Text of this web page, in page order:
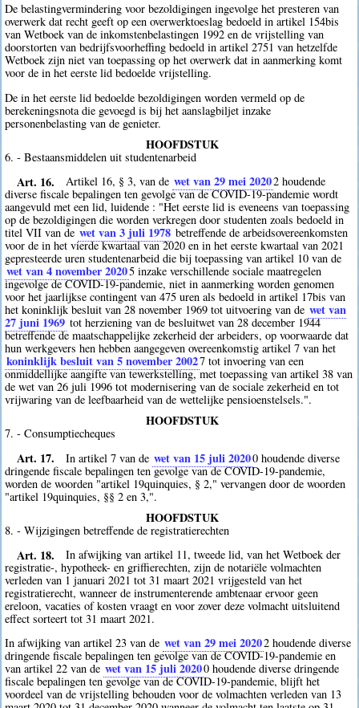
De belastingvermindering voor bezoldigingen ingevolge het presteren van
overwerk dat recht geeft op een overwerktoeslag bedoeld in artikel 154bis
van Wetboek van de inkomstenbelastingen 1992 en de vrijstelling van
doorstorten van bedrijfsvoorheffing bedoeld in artikel 2751 van hetzelfde
Wetboek zijn niet van toepassing op het overwerk dat in aanmerking komt
voor de in het eerste lid bedoelde vrijstelling.
De in het eerste lid bedoelde bezoldigingen worden vermeld op de
berekeningsnota die gevoegd is bij het aanslagbiljet inzake
personenbelasting van de genieter.
HOOFDSTUK
6. - Bestaansmiddelen uit studentenarbeid
Art. 16. Artikel 16, § 3, van de wet van 29 mei 20202 houdende
diverse fiscale bepalingen ten gevolge van de COVID-19-pandemie wordt
aangevuld met een lid, luidende : "Het eerste lid is eveneens van toepassing
op de bezoldigingen die worden verkregen door studenten zoals bedoeld in
titel VII van de wet van 3 juli 1978 betreffende de arbeidsovereenkomsten
voor de in het vierde kwartaal van 2020 en in het eerste kwartaal van 2021
gepresteerde uren studentenarbeid die bij toepassing van artikel 10 van de
wet van 4 november 20205 inzake verschillende sociale maatregelen
ingevolge de COVID-19-pandemie, niet in aanmerking worden genomen
voor het jaarlijkse contingent van 475 uren als bedoeld in artikel 17bis van
het koninklijk besluit van 28 november 1969 tot uitvoering van de wet van
27 juni 1969 tot herziening van de besluitwet van 28 december 1944
betreffende de maatschappelijke zekerheid der arbeiders, op voorwaarde dat
hun werkgevers hen hebben aangegeven overeenkomstig artikel 7 van het
koninklijk besluit van 5 november 20027 tot invoering van een
onmiddellijke aangifte van tewerkstelling, met toepassing van artikel 38 van
de wet van 26 juli 1996 tot modernisering van de sociale zekerheid en tot
vrijwaring van de leefbaarheid van de wettelijke pensioenstelsels.".
HOOFDSTUK
7. - Consumptiecheques
Art. 17. In artikel 7 van de wet van 15 juli 20200 houdende diverse
dringende fiscale bepalingen ten gevolge van de COVID-19-pandemie,
worden de woorden "artikel 19quinquies, § 2," vervangen door de woorden
"artikel 19quinquies, §§ 2 en 3,".
HOOFDSTUK
8. - Wijzigingen betreffende de registratierechten
Art. 18.
In afwijking van artikel 11, tweede lid, van het Wetboek der
registratie-, hypotheek- en griffierechten, zijn de notariële volmachten
verleden van 1 januari 2021 tot 31 maart 2021 vrijgesteld van het
registratierecht, wanneer de instrumenterende ambtenaar ervoor geen
ereloon, vacaties of kosten vraagt en voor zover deze volmacht uitsluitend
effect sorteert tot 31 maart 2021.
In afwijking van artikel 23 van de wet van 29 mei 20202 houdende diverse
dringende fiscale bepalingen ten gevolge van de COVID-19-pandemie en
van artikel 22 van de wet van 15 juli 20200 houdende diverse dringende
fiscale bepalingen ten gevolge van de COVID-19-pandemie, blijft het
voordeel van de vrijstelling behouden voor de volmachten verleden van 13